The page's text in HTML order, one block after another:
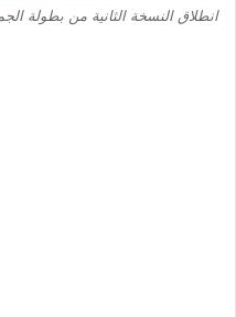
انطلاق النسخة الثانية من بطولة